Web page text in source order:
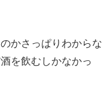
かさっぱりわからな
を飲むしかなかっ